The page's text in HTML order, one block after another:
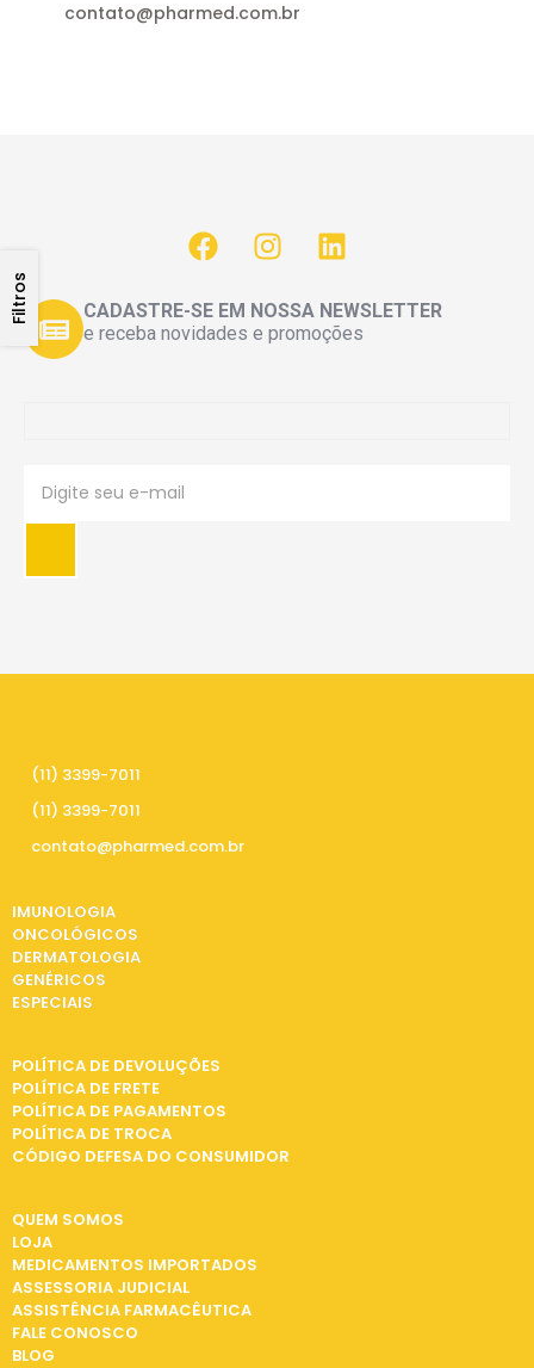
Filtros
contato@pharmed.com.br
CADASTRE-SE EM NOSSA NEWSLETTER
e receba novidades e promoções
(11) 3399-7011
(11) 3399-7011
contato@pharmed.com.br
IMUNOLOGIA
ONCOLÓGICOS
DERMATOLOGIA
GENÉRICOS
ESPECIAIS
POLÍTICA DE DEVOLUÇÕES
POLÍTICA DE FRETE
POLÍTICA DE PAGAMENTOS
POLÍTICA DE TROCA
CÓDIGO DEFESA DO CONSUMIDOR
QUEM SOMOS
LOJA
MEDICAMENTOS IMPORTADOS
ASSESSORIA JUDICIAL
ASSISTÊNCIA FARMACÊUTICA
FALE CONOSCO
BLOG